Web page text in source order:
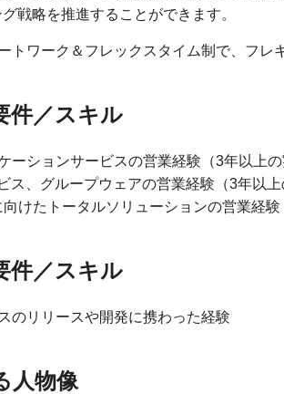
戦略を推進することができます。
トワーク＆フレックスタイム制で、フレ
件／スキル
ーションサービスの営業経験（3年以上の
ス、グループウェアの営業経験（3年以上
けたトータルソリューションの営業経験
件／スキル
のリリースや開発に携わった経験
人物像